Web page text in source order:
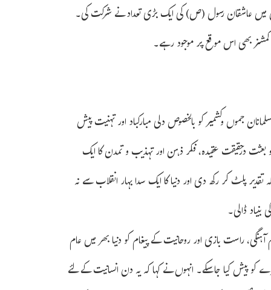
میں عاشقان رسول (ص) کی ایک بڑی تعداد نے شرکت کی۔
کمشنر بھی اس موقع پر موجود رہے۔
جموں وکشمیر کو بالخصوص دلی مبارکباد اور تہنیت پیش
درحقیقت عقیدہ، فکر ذہن اور تہذیب و تمدن کا ایک
پلٹ کر رکھ دی اور دنیا کا ایک سدا بہار انقلاب سے نہ
ڈالی۔
راست بازی اور روحانیت کے پیغام کو دنیا بھر میں عام
پیش کیا جاسکے۔ انہوں نے کہا کہ یہ دن انسانیت کے لئے